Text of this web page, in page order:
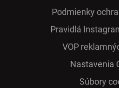
Podmienky
Pra­vidlá
VOP
Nastavenia
Súbory